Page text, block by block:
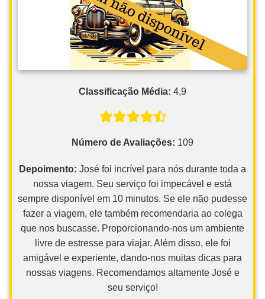
Classificação Média: 4,9
Número de Avaliações: 109
Depoimento: José foi incrível para nós durante toda a
nossa viagem. Seu serviço foi impecável e está
sempre disponível em 10 minutos. Se ele não pudesse
fazer a viagem, ele também recomendaria ao colega
que nos buscasse. Proporcionando-nos um ambiente
livre de estresse para viajar. Além disso, ele foi
amigável e experiente, dando-nos muitas dicas para
nossas viagens. Recomendamos altamente José e
seu serviço!